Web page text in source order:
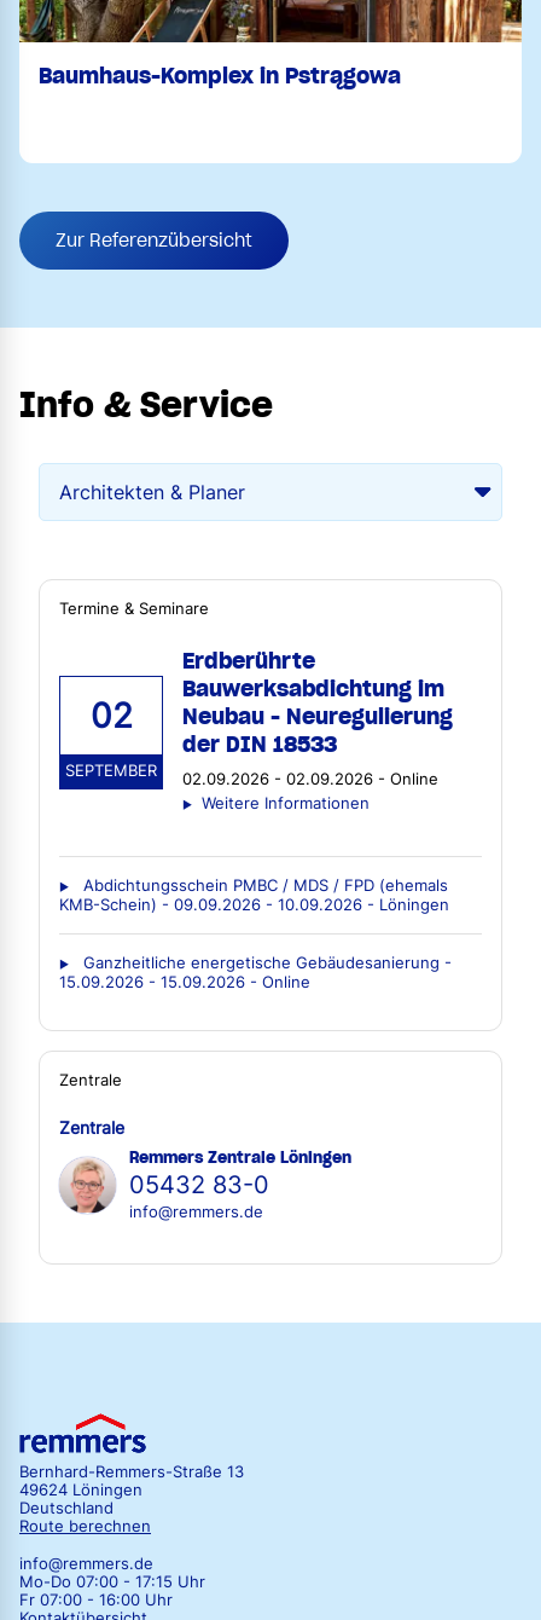
Baumhaus-Komplex in Pstrągowa
Zur Referenzübersicht
Info & Service
Termine & Seminare
02
SEPTEMBER
Erdberührte
Bauwerksabdichtung im
Neubau - Neuregulierung
der DIN 18533
02.09.2026 - 02.09.2026 - Online
Weitere Informationen
Abdichtungsschein PMBC / MDS / FPD (ehemals
KMB-Schein) - 09.09.2026 - 10.09.2026 - Löningen
Ganzheitliche energetische Gebäudesanierung -
15.09.2026 - 15.09.2026 - Online
Zentrale
Zentrale
Remmers Zentrale Löningen
05432 83-0
info@remmers.de
Bernhard-Remmers-Straße 13
49624 Löningen
Deutschland
Route berechnen
info@remmers.de
Mo-Do 07:00 - 17:15 Uhr
Fr 07:00 - 16:00 Uhr